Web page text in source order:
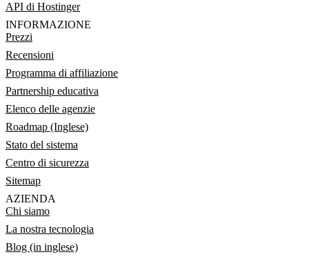
API di Hostinger
INFORMAZIONE
Prezzi
Recensioni
Programma di affiliazione
Partnership educativa
Elenco delle agenzie
Roadmap (Inglese)
Stato del sistema
Centro di sicurezza
Sitemap
AZIENDA
Chi siamo
La nostra tecnologia
Blog (in inglese)